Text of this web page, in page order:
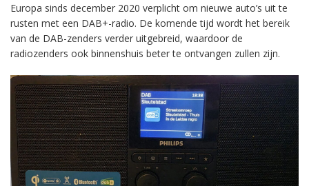
Europa sinds december 2020 verplicht om nieuwe auto’s uit te
rusten met een DAB+-radio. De komende tijd wordt het bereik
van de DAB-zenders verder uitgebreid, waardoor de
radiozenders ook binnenshuis beter te ontvangen zullen zijn.